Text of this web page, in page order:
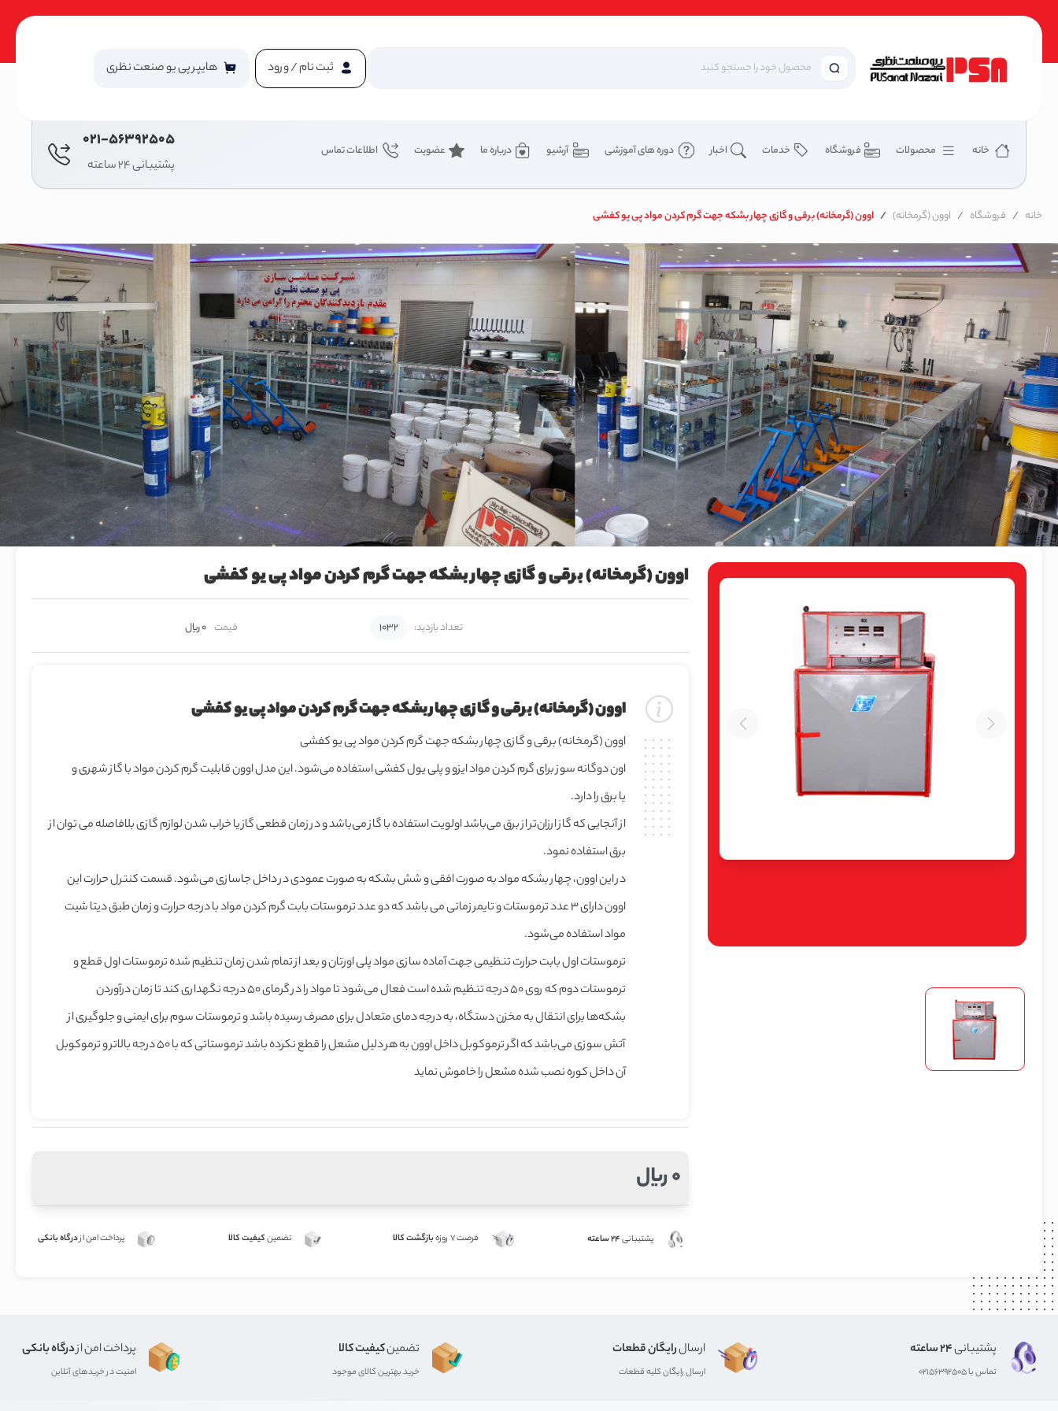
ثبت نام / ورود هایپر پی یو صنعت نظری
خانه محصولات فروشگاه خدمات اخبار دوره های آموزشی آرشیو درباره ما عضویت اطلاعات تماس 021-56392505
پشتیبانی 24 ساعته
خانه فروشگاه اوون (گرمخانه) اوون (گرمخانه) برقی و گازی چهار بشکه جهت گرم کردن مواد پی یو کفشی
اوون (گرمخانه) برقی و گازی چهار بشکه جهت گرم کردن مواد پی یو کفشی
تعداد بازدید: 1032 قیمت 0 ریال
اوون (گرمخانه) برقی و گازی چهار بشکه جهت گرم کردن مواد پی یو کفشی
اوون (گرمخانه) برقی و گازی چهار بشکه جهت گرم کردن مواد پی یو کفشی
اون دوگانه سوز برای گرم کردن مواد ایزو و پلی یول کفشی استفاده می‌شود. این مدل اوون قابلیت گرم کردن مواد با گاز شهری و
یا برق را دارد.
از آنجایی که گاز ارزان‌تر از برق می‌باشد اولویت استفاده با گاز می‌باشد و در زمان قطعی گاز یا خراب شدن لوازم گازی بلافاصله می توان از
برق استفاده نمود.
در این اوون، چهار بشکه مواد به صورت افقی و شش بشکه به صورت عمودی در داخل جاسازی می‌شود. قسمت کنترل حرارت این
اوون دارای ۳ عدد ترموستات و تایمر زمانی می باشد که دو عدد ترموستات بابت گرم کردن مواد با درجه حرارت و زمان طبق دیتا شیت
مواد استفاده می‌شود.
ترموستات اول بابت حرارت تنظیمی جهت آماده سازی مواد پلی اورتان و بعد از تمام شدن زمان تنظیم شده ترموستات اول قطع و
ترموستات دوم که روی ۵۰ درجه تنظیم شده است فعال می‌شود تا مواد را در گرمای ۵۰ درجه نگهداری کند تا زمان درآوردن
بشکه‌ها برای انتقال به مخزن دستگاه، به درجه دمای متعادل برای مصرف رسیده باشد و ترموستات سوم برای ایمنی و جلوگیری از
آتش سوزی می‌باشد که اگر ترموکوبل داخل اوون به هر دلیل مشعل را قطع نکرده باشد ترموستاتی که با ۵۰ درجه بالاتر و ترموکوبل
آن داخل کوره نصب شده مشعل را خاموش نماید
0 ریال
پشتیبانی24 ساعته فرصت 7 روزه بازگشت کالا تضمینکیفیت کالا پرداخت امن ازدرگاه بانکی
پشتیبانی24 ساعته
تماس با 02156392505
ارسالرایگان قطعات
ارسال رایگان کلیه قطعات
تضمینکیفیت کالا
خرید بهترین کالای موجود
پرداخت امن ازدرگاه بانکی
امنیت در خریدهای آنلاین